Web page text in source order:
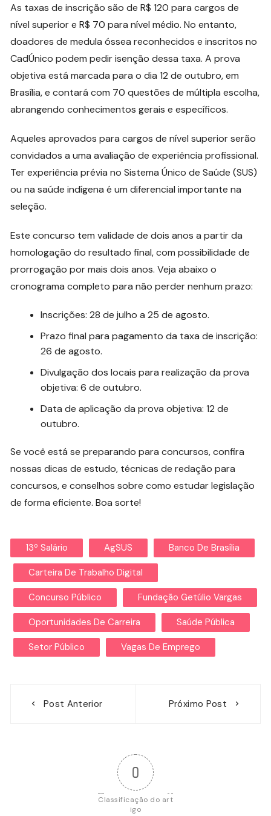
As taxas de inscrição são de R$ 120 para cargos de
nível superior e R$ 70 para nível médio. No entanto,
doadores de medula óssea reconhecidos e inscritos no
CadÚnico podem pedir isenção dessa taxa. A prova
objetiva está marcada para o dia 12 de outubro, em
Brasília, e contará com 70 questões de múltipla escolha,
abrangendo conhecimentos gerais e específicos.
Aqueles aprovados para cargos de nível superior serão
convidados a uma avaliação de experiência profissional.
Ter experiência prévia no Sistema Único de Saúde (SUS)
ou na saúde indígena é um diferencial importante na
seleção.
Este concurso tem validade de dois anos a partir da
homologação do resultado final, com possibilidade de
prorrogação por mais dois anos. Veja abaixo o
cronograma completo para não perder nenhum prazo:
Inscrições: 28 de julho a 25 de agosto.
Prazo final para pagamento da taxa de inscrição:
26 de agosto.
Divulgação dos locais para realização da prova
objetiva: 6 de outubro.
Data de aplicação da prova objetiva: 12 de
outubro.
Se você está se preparando para concursos, confira
nossas dicas de estudo, técnicas de redação para
concursos, e conselhos sobre como estudar legislação
de forma eficiente. Boa sorte!
13º Salário AgSUS Banco De Brasília
Carteira De Trabalho Digital
Concurso Público Fundação Getúlio Vargas
Oportunidades De Carreira Saúde Pública
Setor Público Vagas De Emprego
Post Anterior Próximo Post
0
Classificação do art
igo